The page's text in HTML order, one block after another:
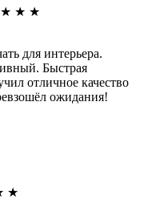
★ ★ ★
для интерьера.
Быстрая
отличное качество
ожидания!
★